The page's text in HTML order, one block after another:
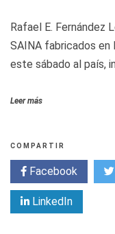
Rafael E. Fernández
SAINA fabricados en
este sábado al país,
Leer más
COMPARTIR
Facebook
LinkedIn